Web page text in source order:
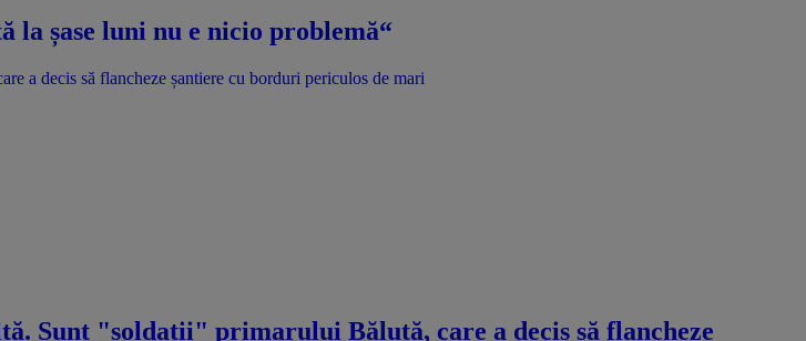
la șase luni nu e nicio problemă“
a decis să flancheze șantiere cu borduri periculos de mari
Sunt "soldații" primarului Băluță, care a decis să flancheze